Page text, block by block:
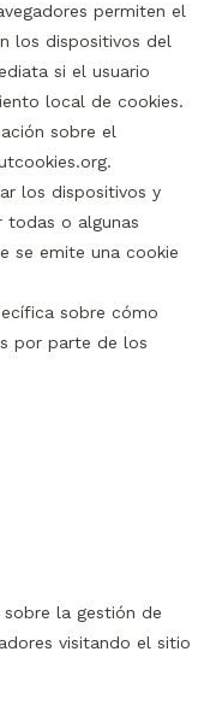
permiten el
los dispositivos del
si el usuario
local de cookies.
sobre el
los dispositivos y
todas o algunas
se emite una cookie
sobre cómo
por parte de los
la gestión de
visitando el sitio